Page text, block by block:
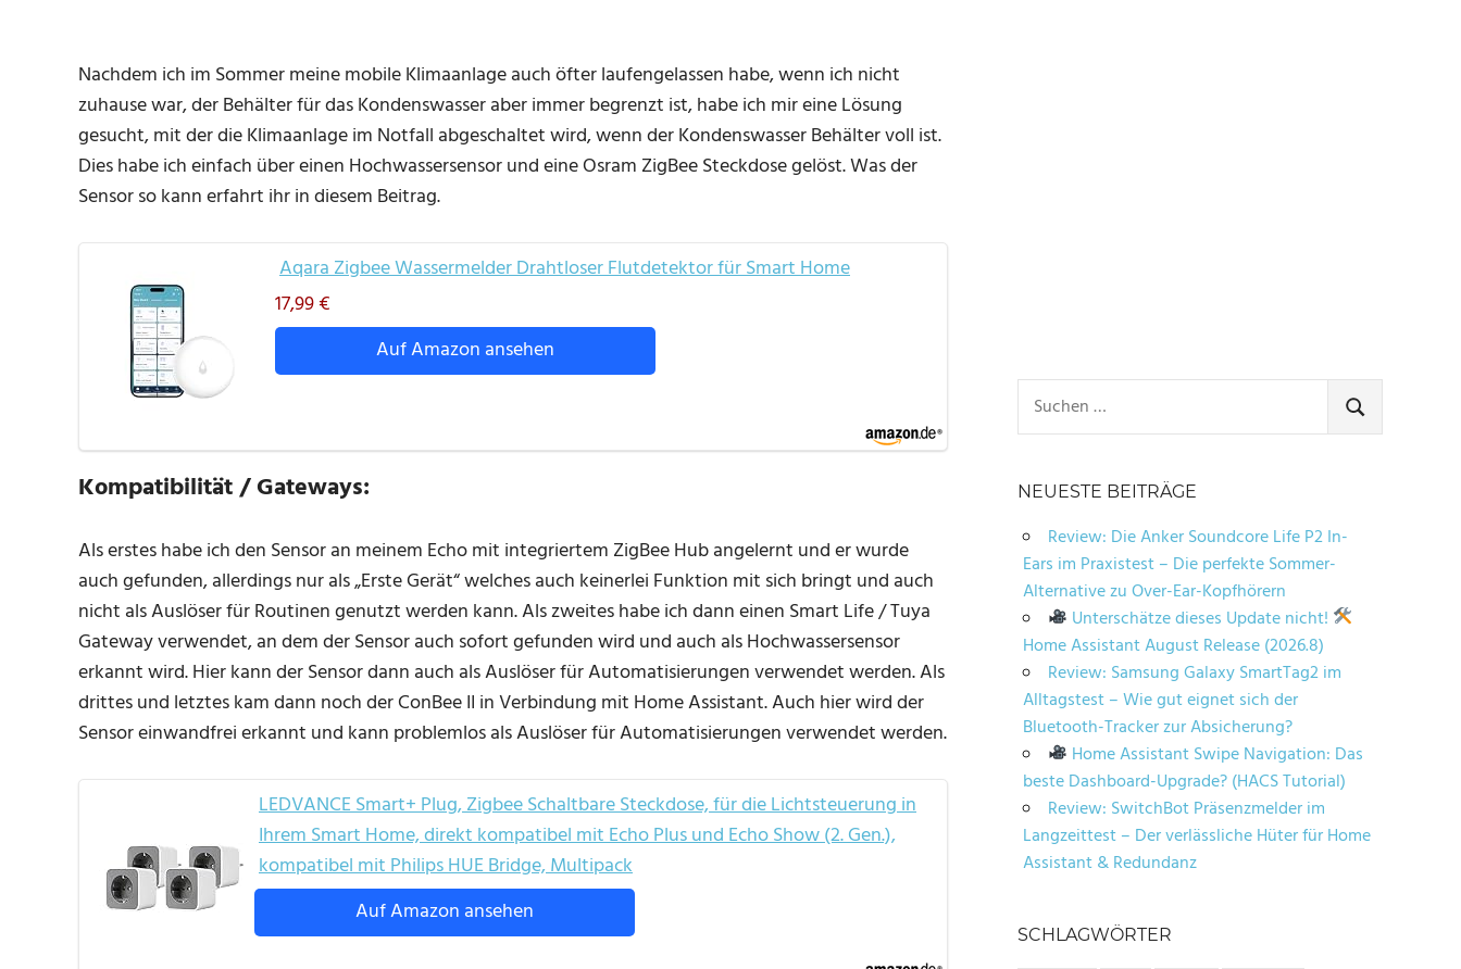
Nachdem ich im Sommer meine mobile Klimaanlage auch öfter laufengelassen habe, wenn ich nicht
zuhause war, der Behälter für das Kondenswasser aber immer begrenzt ist, habe ich mir eine Lösung
gesucht, mit der die Klimaanlage im Notfall abgeschaltet wird, wenn der Kondenswasser Behälter voll ist.
Dies habe ich einfach über einen Hochwassersensor und eine Osram ZigBee Steckdose gelöst. Was der
Sensor so kann erfahrt ihr in diesem Beitrag.
Aqara Zigbee Wassermelder Drahtloser Flutdetektor für Smart Home
17,99 €
Auf Amazon ansehen
Kompatibilität / Gateways:
Als erstes habe ich den Sensor an meinem Echo mit integriertem ZigBee Hub angelernt und er wurde
auch gefunden, allerdings nur als „Erste Gerät“ welches auch keinerlei Funktion mit sich bringt und auch
nicht als Auslöser für Routinen genutzt werden kann. Als zweites habe ich dann einen Smart Life / Tuya
Gateway verwendet, an dem der Sensor auch sofort gefunden wird und auch als Hochwassersensor
erkannt wird. Hier kann der Sensor dann auch als Auslöser für Automatisierungen verwendet werden. Als
drittes und letztes kam dann noch der ConBee II in Verbindung mit Home Assistant. Auch hier wird der
Sensor einwandfrei erkannt und kann problemlos als Auslöser für Automatisierungen verwendet werden.
LEDVANCE Smart+ Plug, Zigbee Schaltbare Steckdose, für die Lichtsteuerung in
Ihrem Smart Home, direkt kompatibel mit Echo Plus und Echo Show (2. Gen.),
kompatibel mit Philips HUE Bridge, Multipack
Auf Amazon ansehen
nach:
SUCHEN
NEUESTE BEITRÄGE
Review: Die Anker Soundcore Life P2 In-
Ears im Praxistest – Die perfekte Sommer-
Alternative zu Over-Ear-Kopfhörern
Unterschätze dieses Update nicht!
Home Assistant August Release (2026.8)
Review: Samsung Galaxy SmartTag2 im
Alltagstest – Wie gut eignet sich der
Bluetooth-Tracker zur Absicherung?
Home Assistant Swipe Navigation: Das
beste Dashboard-Upgrade? (HACS Tutorial)
Review: SwitchBot Präsenzmelder im
Langzeittest – Der verlässliche Hüter für Home
Assistant & Redundanz
SCHLAGWÖRTER